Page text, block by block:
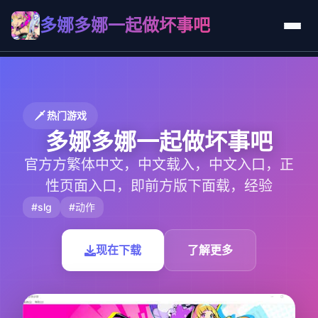
多娜多娜一起做坏事吧
🗡️ 热门游戏
多娜多娜一起做坏事吧
官方方繁体中文，中文载入，中文入口，正
性页面入口，即前方版下面载，经验
#slg #动作
现在下载 了解更多